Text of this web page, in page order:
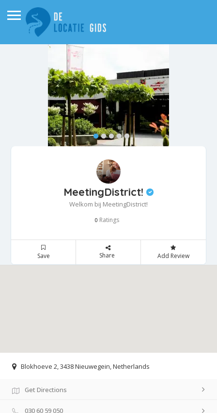
MeetingDistrict!
Welkom bij MeetingDistrict!
0 Ratings
Save Share Add Review
Blokhoeve 2, 3438 Nieuwegein, Netherlands
Get Directions
030 60 59 050